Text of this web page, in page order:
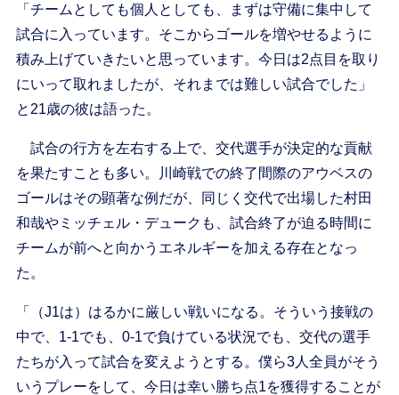
「チームとしても個人としても、まずは守備に集中して
試合に入っています。そこからゴールを増やせるように
積み上げていきたいと思っています。今日は2点目を取り
にいって取れましたが、それまでは難しい試合でした」
と21歳の彼は語った。
試合の行方を左右する上で、交代選手が決定的な貢献
を果たすことも多い。川崎戦での終了間際のアウベスの
ゴールはその顕著な例だが、同じく交代で出場した村田
和哉やミッチェル・デュークも、試合終了が迫る時間に
チームが前へと向かうエネルギーを加える存在となっ
た。
「（J1は）はるかに厳しい戦いになる。そういう接戦の
中で、1-1でも、0-1で負けている状況でも、交代の選手
たちが入って試合を変えようとする。僕ら3人全員がそう
いうプレーをして、今日は幸い勝ち点1を獲得することが